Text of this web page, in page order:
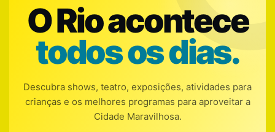
O Rio acontece
todos os dias.
Descubra shows, teatro, exposições, atividades para
crianças e os melhores programas para aproveitar a
Cidade Maravilhosa.